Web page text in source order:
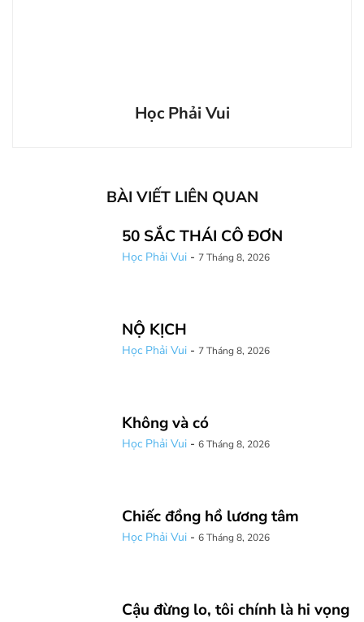
Học Phải Vui
BÀI VIẾT LIÊN QUAN
50 SẮC THÁI CÔ ĐƠN
Học Phải Vui - 7 Tháng 8, 2026
NỘ KỊCH
Học Phải Vui - 7 Tháng 8, 2026
Không và có
Học Phải Vui - 6 Tháng 8, 2026
Chiếc đồng hồ lương tâm
Học Phải Vui - 6 Tháng 8, 2026
Cậu đừng lo, tôi chính là hi vọng